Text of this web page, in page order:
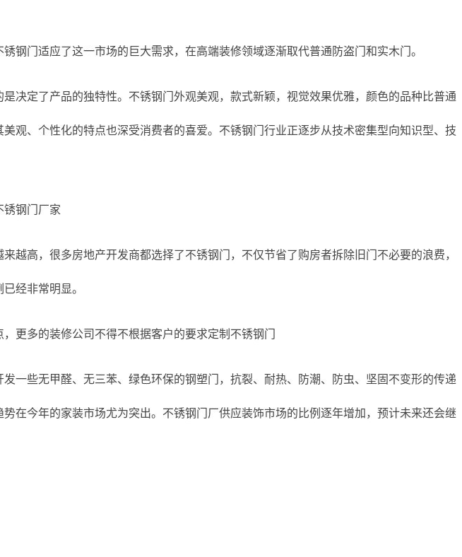
钢门适应了这一市场的巨大需求，在高端装修领域逐渐取代普通防盗门和实木门。
决定了产品的独特性。不锈钢门外观美观，款式新颖，视觉效果优雅，颜色的品种比普通
观、个性化的特点也深受消费者的喜爱。不锈钢门行业正逐步从技术密集型向知识型、技
越高，很多房地产开发商都选择了不锈钢门，不仅节省了购房者拆除旧门不必要的浪费，
经非常明显。
更多的装修公司不得不根据客户的要求定制不锈钢门
一些无甲醛、无三苯、绿色环保的钢塑门，抗裂、耐热、防潮、防虫、坚固不变形的传递
在今年的家装市场尤为突出。不锈钢门厂供应装饰市场的比例逐年增加，预计未来还会继